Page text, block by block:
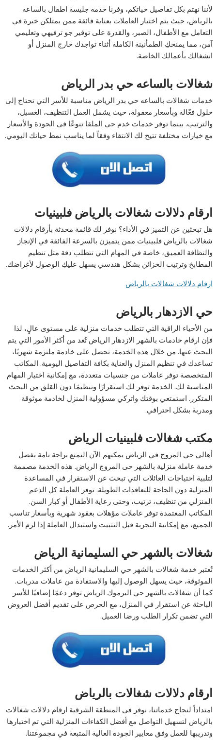
لأننا نهتم بكل تفاصيل حياتكم، وفرنا خدمة جليسة اطفال بالساعه
بالرياض، حيث يتم اختيار العاملات بعناية فائقة ممن يمتلكن خبرة في
التعامل مع الأطفال، الصبر، والقدرة على توفير جو ترفيهي وتعليمي
آمن، مما يمنحكِ الطمأنينة الكاملة أثناء تواجدك خارج المنزل أو
انشغالك بأعمالك الخاصة.
شغالات بالساعه حي بدر الرياض
خدمات شغالات بالساعه حي بدر الرياض مناسبة للأسر التي تحتاج إلى
حلول فعّالة وبأسعار معقولة، حيث يشمل العمل التنظيف، الغسيل،
والترتيب. بينما توفر خدمات خدم حي الملقا تنوعًا في الجودة والأسعار
مع خيارات مختلفة تتيح لك الانتقاء وفقاً لما يناسب نمط حياتك اليومي.
ارقام دلالات شغالات بالرياض فلبينيات
هل تبحثين عن التميز في الأداء؟ نوفر لك قائمة محدثة بأرقام دلالات
شغالات بالرياض فلبينيات ممن يتميزن بالسرعة الفائقة في الإنجاز
والنظافة العميق، خاصة في المهام التي تتطلب دقة مثل تنظيم
المطابخ وترتيب الخزائن بشكل هندسي يسهل عليكِ الوصول لأغراضك.
ارقام دلالات شغالات بالرياض
حي الازدهار بالرياض
من الأحياء الراقية التي تتطلب خدمات منزلية على مستوى عالٍ، لذا
فإن ارقام خادمات بالشهر الازدهار الرياض تُعد من أكثر الأمور التي يتم
البحث عنها. من خلال هذه الخدمة، تحصل على خادمة ملتزمة شهريًا،
تساعدك في تنظيم المنزل والعناية بكافة التفاصيل اليومية. المكاتب
المتخصصة توفر عاملات من جنسيات متعددة، مع إمكانية اختيار المهام
المناسبة لك. الخدمة توفر لك استقرارًا وتنظيمًا دون القلق من البحث
المتكرر. استمتعي بوقتك واتركي مسؤولية المنزل لخادمة موثوقة
ومدربة بشكل احترافي.
مكتب شغالات فلبينيات الرياض
أهالي حي المروج في الرياض يمكنهم الآن التمتع براحة تامة بفضل
خدمة عاملة منزلية بالشهر حى المروج الرياض. هذه الخدمة مصممة
لتلبية احتياجات العائلات التي تبحث عن الاستقرار في المساعدة
المنزلية دون الحاجة للتعاقدات الطويلة. توفر العاملة كل الدعم
المنزلي من تنظيف، ترتيب، وحتى رعاية الأطفال أو كبار السن.
المكاتب المعتمدة توفر عاملات مؤهلات بعقود شهرية وبأسعار تناسب
الجميع، مع إمكانية التجربة قبل التثبيت واستبدال العاملة إذا لزم الأمر.
شغالات بالشهر حي السليمانية الرياض
تُعتبر خدمة شغالات بالشهر حي السليمانية الرياض من أكثر الخدمات
الموثوقة، حيث يسهل الوصول إليها والاستفادة من عاملات مدربات.
كما أن شغالات بالشهر حي اليرموك الرياض توفر دعمًا إضافيًا للأسر
الباحثة عن استقرار في المنزل، مع الحرص على تقديم أفضل العروض
التي تضمن تكرار الطلب ورضا العميل.
ارقام دلالات شغالات بالرياض
امتداداً لنجاح خدماتنا، نوفر في المنطقة الشرقية ارقام دلالات شغالات
بالرياض لتسهيل التواصل مع أفضل الكفاءات المنزلية التي تم اختبارها
وتدريبها للعمل وفق معايير الجودة العالية المتبعة في مجموعتنا.